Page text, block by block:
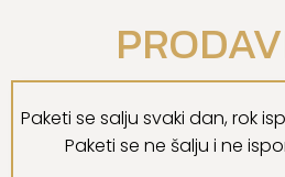
Paketi se salju svaki dan, rok
Paketi se ne šalju i ne